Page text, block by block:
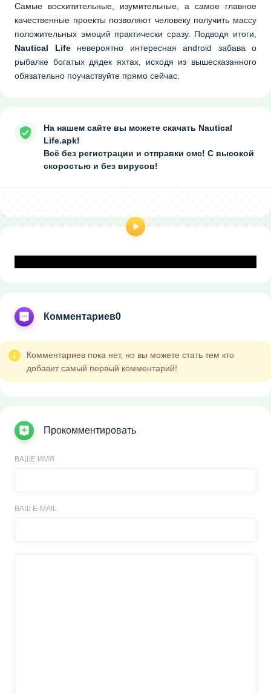
Самые восхитительные, изумительные, а самое главное
качественные проекты позволяют человеку получить массу
положительных эмоций практически сразу. Подводя итоги,
Nautical Lifeневероятно интересная android забава о
рыбалке богатых дядек яхтах, исходя из вышесказанного
обязательно поучаствуйте прямо сейчас.
На нашем сайте вы можете скачать Nautical
Life.apk!
Всё без регистрации и отправки смс! С высокой
скоростью и без вирусов!
Комментариев0
Комментариев пока нет, но вы можете стать тем кто
добавит самый первый комментарий!
Прокомментировать
ВАШЕ ИМЯ
ВАШ E-MAIL